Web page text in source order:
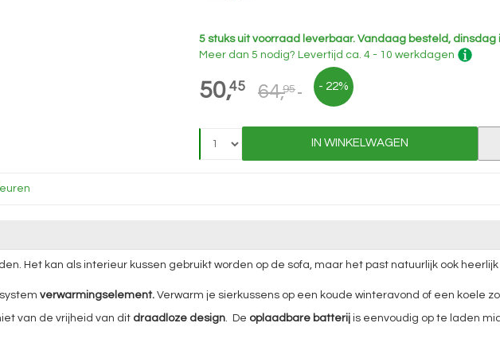
5 stuks uit voorraad leverbaar. Vandaag besteld, dinsdag
Meer dan 5 nodig? Levertijd ca. 4 - 10 werkdagen
50,45 64,95 - 22%
IN WINKELWAGEN
Het kan als interieur kussen gebruikt worden op de sofa, maar het past natuurlijk ook
verwarmingselement.Verwarm je sierkussens op een koude winteravond of een koele
van de vrijheid van dit draadloze design. De oplaadbare batterijis eenvoudig op te laden